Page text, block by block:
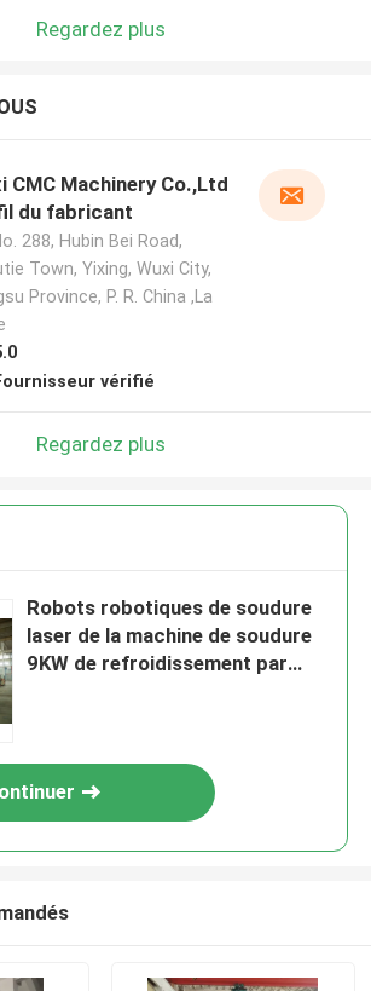
Regardez plus
CMC Machinery Co.,Ltd
du fabricant
288, Hubin Bei Road,
Town, Yixing, Wuxi City,
Province, P. R. China ,La
vérifié
Regardez plus
Robots robotiques de soudure
laser de la machine de soudure
9KW de refroidissement par